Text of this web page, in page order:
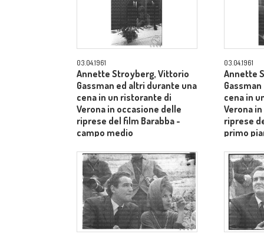
03.04.1961
Annette Stroyberg, Vittorio
Gassman ed altri durante una
cena in un ristorante di
Verona in occasione delle
riprese del film Barabba -
campo medio
03.04.1961
Annette
cena in
Verona
riprese
primo